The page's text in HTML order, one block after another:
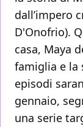
dall’impero
D'Onofrio).
casa, Maya
famiglia e la
episodi
gennaio,
una serie